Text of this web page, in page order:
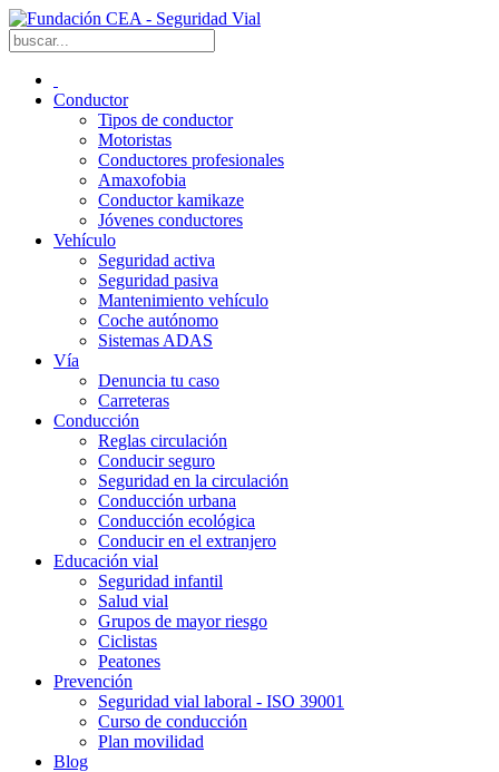
Conductor
Tipos de conductor
Motoristas
Conductores profesionales
Amaxofobia
Conductor kamikaze
Jóvenes conductores
Vehículo
Seguridad activa
Seguridad pasiva
Mantenimiento vehículo
Coche autónomo
Sistemas ADAS
Vía
Denuncia tu caso
Carreteras
Conducción
Reglas circulación
Conducir seguro
Seguridad en la circulación
Conducción urbana
Conducción ecológica
Conducir en el extranjero
Educación vial
Seguridad infantil
Salud vial
Grupos de mayor riesgo
Ciclistas
Peatones
Prevención
Seguridad vial laboral - ISO 39001
Curso de conducción
Plan movilidad
Blog